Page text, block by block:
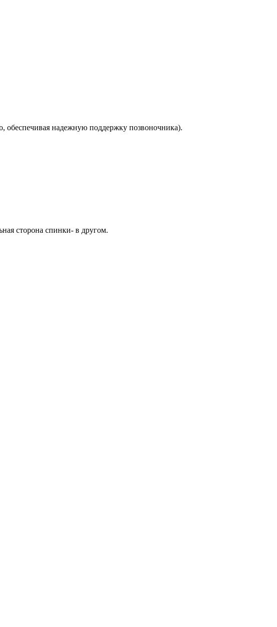
обеспечивая надежную поддержку позвоночника).
сторона спинки- в другом.